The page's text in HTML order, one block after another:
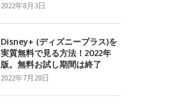
2022年8月3日
Disney+ (ディズニープラス)を
実質無料で見る方法！2022年
版。無料お試し期間は終了
2022年7月28日